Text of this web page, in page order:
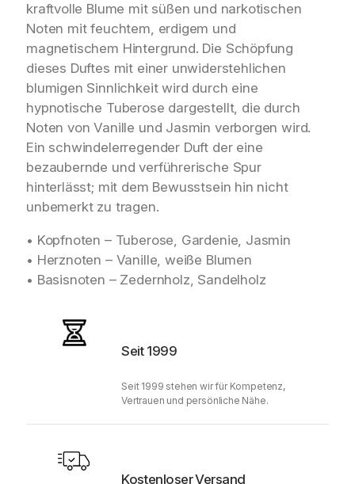
kraftvolle Blume mit süßen und narkotischen
Noten mit feuchtem, erdigem und
magnetischem Hintergrund. Die Schöpfung
dieses Duftes mit einer unwiderstehlichen
blumigen Sinnlichkeit wird durch eine
hypnotische Tuberose dargestellt, die durch
Noten von Vanille und Jasmin verborgen wird.
Ein schwindelerregender Duft der eine
bezaubernde und verführerische Spur
hinterlässt; mit dem Bewusstsein hin nicht
unbemerkt zu tragen.
• Kopfnoten – Tuberose, Gardenie, Jasmin
• Herznoten – Vanille, weiße Blumen
• Basisnoten – Zedernholz, Sandelholz
Seit 1999
Seit 1999 stehen wir für Kompetenz,
Vertrauen und persönliche Nähe.
Kostenloser Versand